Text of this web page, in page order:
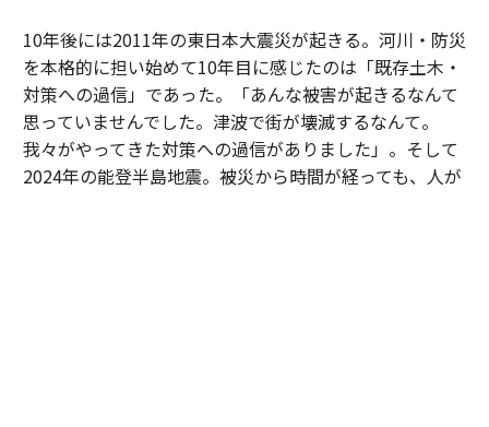
10年後には2011年の東日本大震災が起きる。河川・防災
を本格的に担い始めて10年目に感じたのは「既存土木・
対策への過信」であった。「あんな被害が起きるなんて
思っていませんでした。津波で街が壊滅するなんて。
我々がやってきた対策への過信がありました」。そして
2024年の能登半島地震。被災から時間が経っても、人が